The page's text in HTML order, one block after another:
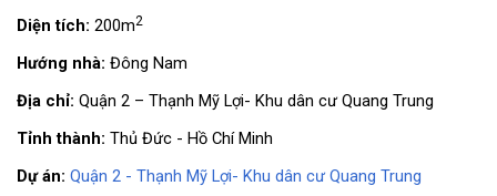
Diện tích: 200m2
Hướng nhà: Đông Nam
Địa chỉ: Quận 2 – Thạnh Mỹ Lợi- Khu dân cư Quang Trung
Tỉnh thành: Thủ Đức - Hồ Chí Minh
Dự án: Quận 2 - Thạnh Mỹ Lợi- Khu dân cư Quang Trung